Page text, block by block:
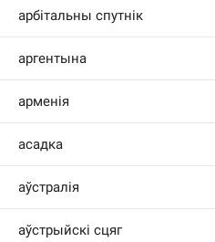
арбітальны спутнік
аргентына
арменія
асадка
аўстралія
аўстрыйскі сцяг